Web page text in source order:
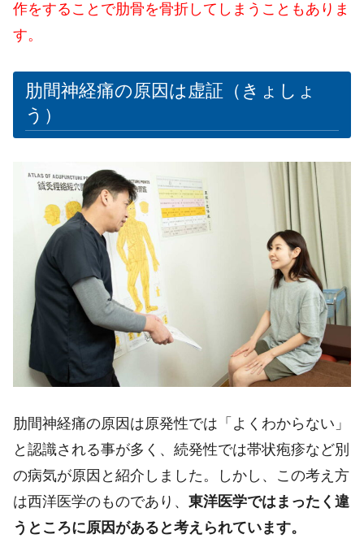
作をすることで肋骨を骨折してしまうこともありま
す。
肋間神経痛の原因は虚証（きょしょ
う）
肋間神経痛の原因は原発性では「よくわからない」
と認識される事が多く、続発性では帯状疱疹など別
の病気が原因と紹介しました。しかし、この考え方
は西洋医学のものであり、 東洋医学ではまったく違
うところに原因があると考えられています。